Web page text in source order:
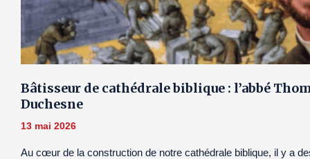
Bâtisseur de cathédrale biblique : l’abbé
Duchesne
13 mai 2026
Au cœur de la construction de notre cathédrale biblique, il y a